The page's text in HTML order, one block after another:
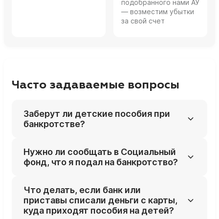
подобранного нами АУ
— возместим убытки
за свой счет
Часто задаваемые вопросы
Заберут ли детские пособия при
банкротстве?
конкурсную массу и не могут быть
обращены на погашение долгов: это прямо
Нужно ли сообщать в Социальный
фонд, что я подал на банкротство?
право получать детские пособия, и
отдельно уведомлять Соцфонд обычно не
Что делать, если банк или
приставы списали деньги с карты,
куда приходят пособия на детей?